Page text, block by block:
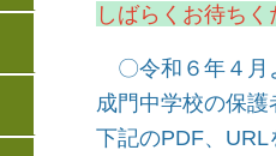
しばらくお待ちく
〇令和６年４月
成門中学校の
下記のPDF、URL